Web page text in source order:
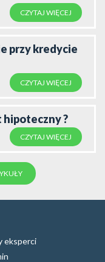
CZYTAJ WIĘCEJ
przy kredycie
CZYTAJ WIĘCEJ
hipoteczny ?
CZYTAJ WIĘCEJ
eksperci